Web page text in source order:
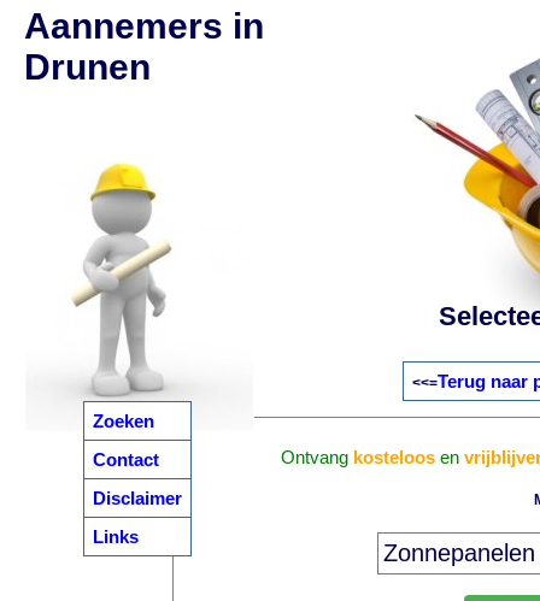
Zoeken
Contact
Disclaimer
Links
Aannemers in
Drunen
<<=Terug naar
Ontvang kosteloosen